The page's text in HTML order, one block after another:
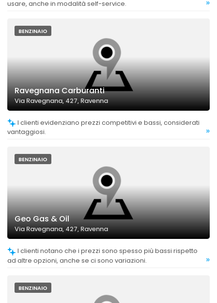
usare, anche in modalità self-service.
BENZINAIO
Ravegnana Carburanti
Via Ravegnana, 427, Ravenna
vantaggiosi.
»
BENZINAIO
Geo Gas & Oil
Via Ravegnana, 427, Ravenna
ad altre opzioni, anche se ci sono variazioni.
»
BENZINAIO